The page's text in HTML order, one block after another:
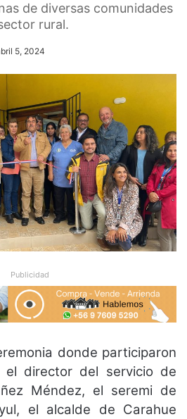
de diversas comunidades
rural.
5, 2024
Publicidad
donde participaron
el director del servicio de
Méndez, el seremi de
el alcalde de Carahue